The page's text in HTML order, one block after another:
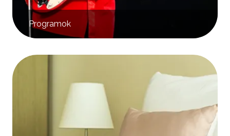
Programok
Kép